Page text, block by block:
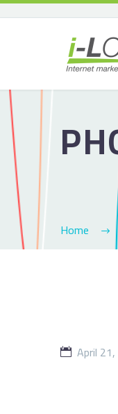
Home
April